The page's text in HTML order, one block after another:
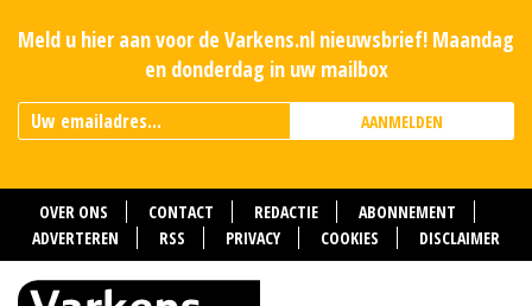
Meld u hier aan voor de Varkens.nl nieuwsbrief! Maandag
en donderdag in uw mailbox
AANMELDEN
OVER ONS CONTACT REDACTIE
ABONNEMENT
ADVERTEREN
RSS PRIVACY COOKIES DISCLAIMER